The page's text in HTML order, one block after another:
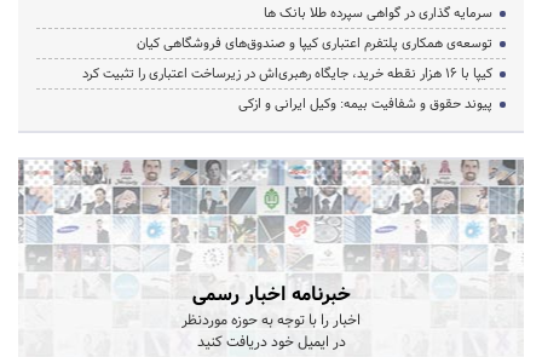
سرمایه گذاری در گواهی سپرده طلا بانک ها
توسعه‌ی همکاری‌ پلتفرم اعتباری کیپا و صندوق‌های فروشگاهی کیان
کیپا با ۱۶ هزار نقطه خرید، جایگاه رهبری‌اش در زیرساخت اعتباری را تثبیت کرد
پیوند حقوق و شفافیت بیمه: وکیل ایرانی و ازکی
خبرنامه اخبار رسمی
اخبار را با توجه به حوزه موردنظر
در ایمیل خود دریافت کنید